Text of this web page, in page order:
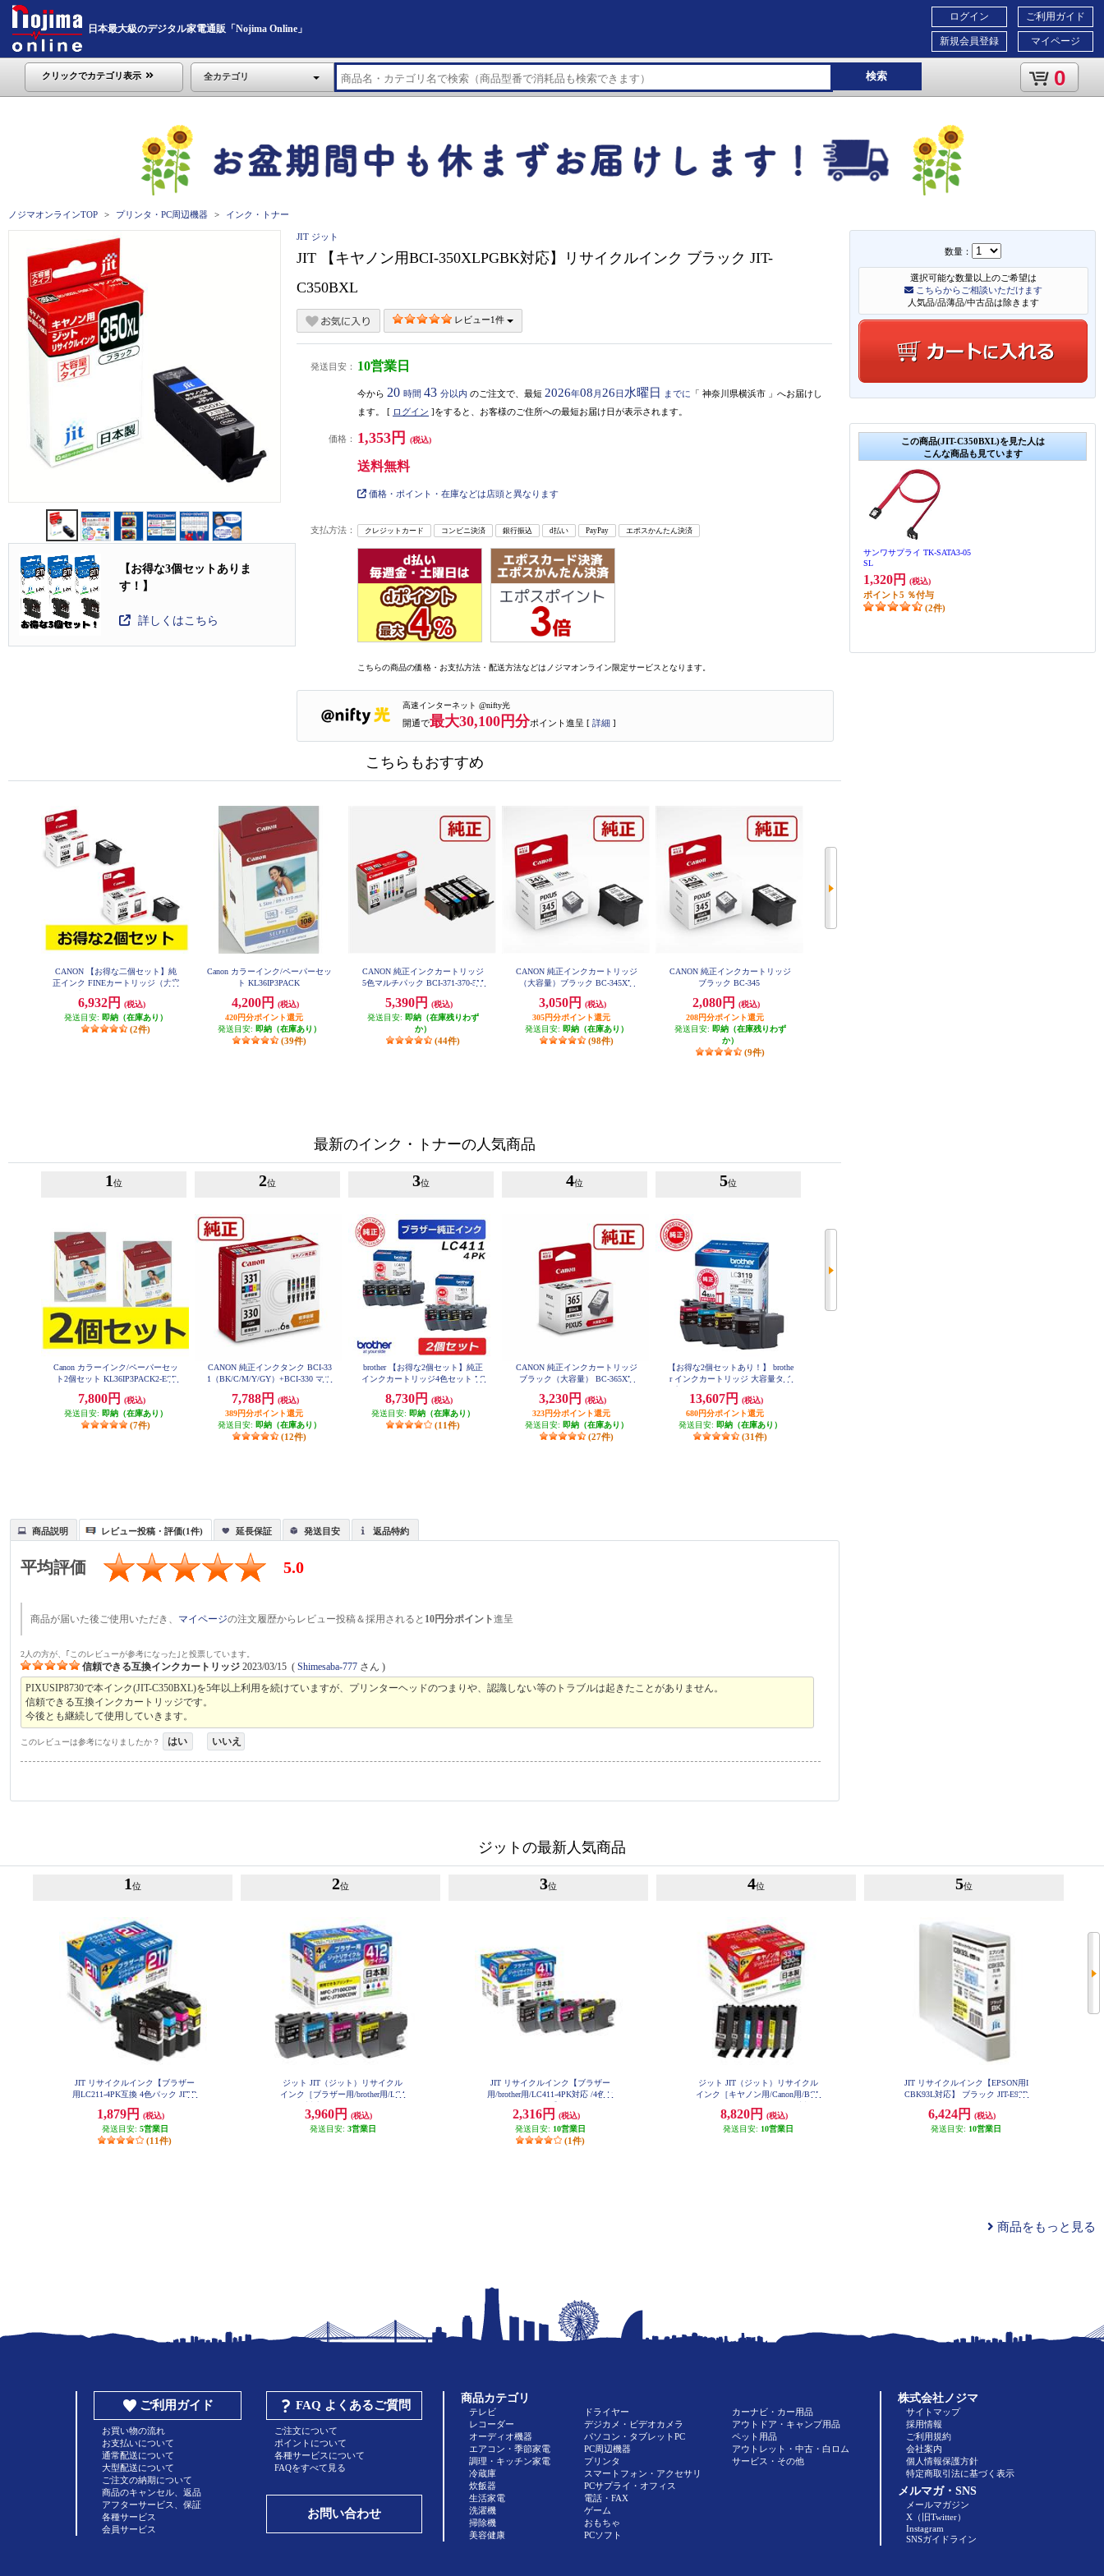
日本最大級のデジタル家電通販「Nojima Online」
ご利用ガイド
マイページ
ログイン
新規会員登録
クリックでカテゴリ表示 全カテゴリ 検索 0
ノジマオンラインTOP プリンタ・PC周辺機器 インク・トナー
数量：
選択可能な数量以上のご希望は
こちらからご相談いただけます
人気品/品薄品/中古品は除きます
この商品(JIT-C350BXL)を見た人は
こんな商品も見ています
サンワサプライ TK-SATA3-05
SL
1,320円 (税込)
ポイント5 ％付与
(2件)
【お得な3個セットありま
す！】
詳しくはこちら
JIT ジット
JIT 【キヤノン用BCI-350XLPGBK対応】リサイクルインク ブラック JIT-
C350BXL
レビュー1件
発送目安： 10営業日
今から 20 時間 43 分以内 のご注文で、最短 2026年08 月 26日 水曜日 までに 「 神奈川県横浜市 」 へお届けし
ます。 [ ログイン ]をすると、お客様のご住所への最短お届け日が表示されます。
価格： 1,353円 (税込)
送料無料
価格・ポイント・在庫などは店頭と異なります
支払方法： クレジットカード コンビニ決済 銀行振込 d払い PayPay エポスかんたん決済
こちらの商品の価格・お支払方法・配送方法などはノジマオンライン限定サービスとなります。
高速インターネット @nifty光
開通で最大30,100円分ポイント進呈 [ 詳細 ]
こちらもおすすめ
CANON 【お得な二個セット】純
正インク FINEカートリッジ（大容
6,932円
(税込)
発送目安: 即納（在庫あり）
(2件)
Canon カラーインク/ペーパーセッ
ト KL36IP3PACK
4,200円
(税込)
420円分ポイント還元
発送目安: 即納（在庫あり）
(39件)
CANON 純正インクカートリッジ
5色マルチパック BCI-371-370-5M
5,390円
(税込)
発送目安: 即納（在庫残りわず
か）
(44件)
CANON 純正インクカートリッジ
（大容量）ブラック BC-345XL
3,050円
(税込)
305円分ポイント還元
発送目安: 即納（在庫あり）
(98件)
CANON 純正インクカートリッジ
ブラック BC-345
2,080円
(税込)
208円分ポイント還元
発送目安: 即納（在庫残りわず
か）
(9件)
最新のインク・トナーの人気商品
1 位
Canon カラーインク/ペーパーセッ
ト2個セット KL36IP3PACK2-ESE
7,800円
(税込)
発送目安: 即納（在庫あり）
(7件)
2位
CANON 純正インクタンク BCI-33
1（BK/C/M/Y/GY）+BCI-330 マル
7,788円
(税込)
389円分ポイント還元
発送目安: 即納（在庫あり）
(12件)
3位
brother 【お得な2個セット】純正
インクカートリッジ4色セット LC
8,730円
(税込)
発送目安: 即納（在庫あり）
(11件)
4位
CANON 純正インクカートリッジ
ブラック（大容量） BC-365XL
3,230円
(税込)
323円分ポイント還元
発送目安: 即納（在庫あり）
(27件)
5位
【お得な2個セットあり！】 brothe
r インクカートリッジ 大容量タイ
13,607円
(税込)
680円分ポイント還元
発送目安: 即納（在庫あり）
(31件)
商品説明 レビュー投稿・評価(1件) 延長保証 発送目安 返品特約
平均評価 5.0
商品が届いた後ご使用いただき、 マイページの注文履歴からレビュー投稿＆採用されると 10円分ポイント進呈
2人の方が、｢このレビューが参考になった｣と投票しています。
信頼できる互換インクカートリッジ 2023/03/15 (Shimesaba-777 さん )
PIXUSIP8730で本インク(JIT-C350BXL)を5年以上利用を続けていますが、プリンターヘッドのつまりや、認識しない等のトラブルは起きたことがありません。
信頼できる互換インクカートリッジです。
今後とも継続して使用していきます。
このレビューは参考になりましたか？ はい いいえ
ジットの最新人気商品
1 位
JIT リサイクルインク【ブラザー
用LC211-4PK互換 4色パック JIT-B
1,879円
(税込)
発送目安: 5営業日
(11件)
2位
ジット JIT（ジット）リサイクル
インク［ブラザー用/brother用/LC4
］ JIT-B4124P
3,960円
(税込)
発送目安: 3営業日
3位
JIT リサイクルインク【ブラザー
用/brother用/LC411-4PK対応 /4色セ
2,316円
(税込)
発送目安: 10営業日
(1件)
4位
ジット JIT（ジット）リサイクル
インク［キヤノン用/Canon用/BCI-
色セット/JIT-C3303316PXL］ JIT-C
3303316PXL
8,820円
(税込)
発送目安: 10営業日
5位
JIT リサイクルインク【EPSON用I
CBK93L対応】 ブラック JIT-E93B
6,424円
(税込)
発送目安: 10営業日
商品をもっと見る
ご利用ガイド
お買い物の流れ
お支払いについて
通常配送について
大型配送について
ご注文の納期について
商品のキャンセル、返品
アフターサービス、保証
各種サービス
会員サービス
FAQ よくあるご質問
ご注文について
ポイントについて
各種サービスについて
FAQをすべて見る
お問い合わせ
商品カテゴリ
テレビ
レコーダー
オーディオ機器
エアコン・季節家電
調理・キッチン家電
冷蔵庫
炊飯器
生活家電
洗濯機
掃除機
美容健康
ドライヤー
デジカメ・ビデオカメラ
パソコン・タブレットPC
PC周辺機器
プリンタ
スマートフォン・アクセサリ
PCサプライ・オフィス
電話・FAX
ゲーム
おもちゃ
PCソフト
カーナビ・カー用品
アウトドア・キャンプ用品
ペット用品
アウトレット・中古・白ロム
サービス・その他
株式会社ノジマ
サイトマップ
採用情報
ご利用規約
会社案内
個人情報保護方針
特定商取引法に基づく表示
メルマガ・SNS
メールマガジン
X（旧Twitter）
Instagram
SNSガイドライン